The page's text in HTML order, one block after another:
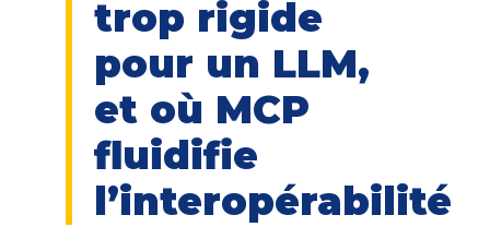
trop rigide
pour un LLM,
et où MCP
fluidifie
l’interopérabilité